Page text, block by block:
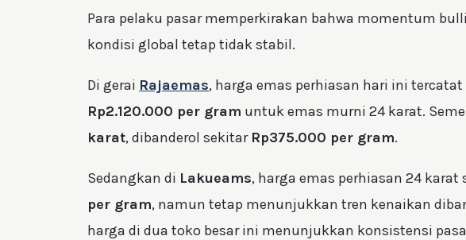
Para pelaku pasar memperkirakan bahwa momentum
kondisi global tetap tidak stabil.
Di gerai Rajaemas, harga emas perhiasan hari ini
Rp2.120.000 per gram untuk emas murni 24 karat.
karat, dibanderol sekitar Rp375.000 per gram.
Sedangkan di Lakueams, harga emas perhiasan 24
per gram, namun tetap menunjukkan tren kenaikan
harga di dua toko besar ini menunjukkan konsistensi